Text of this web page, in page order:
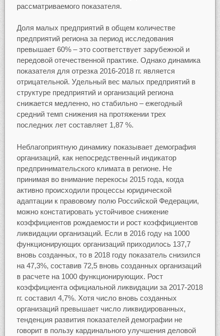
рассматриваемого показателя.
Доля малых предприятий в общем количестве
предприятий региона за период исследования
превышает 60% – это соответствует зарубежной и
передовой отечественной практике. Однако динамика
показателя для отрезка 2016-2018 гг. является
отрицательной. Удельный вес малых предприятий в
структуре предприятий и организаций региона
снижается медленно, но стабильно – ежегодный
средний темп снижения на протяжении трех
последних лет составляет 1,87 %.
Неблагоприятную динамику показывает демография
организаций, как непосредственный индикатор
предпринимательского климата в регионе. Не
принимая во внимание перекосы 2015 года, когда
активно происходили процессы юридической
адаптации к правовому полю Российской Федерации,
можно констатировать устойчивое снижение
коэффициентов рождаемости и рост коэффициентов
ликвидации организаций. Если в 2016 году на 1000
функционирующих организаций приходилось 137,7
вновь созданных, то в 2018 году показатель снизился
на 47,3%, составив 72,5 вновь созданных организаций
в расчете на 1000 функционирующих. Рост
коэффициента официальной ликвидации за 2017-2018
гг. составил 4,7%. Хотя число вновь созданных
организаций превышает число ликвидированных,
тенденция развития показателей демографии не
говорит в пользу кардинального улучшения деловой